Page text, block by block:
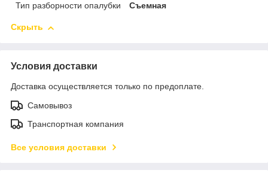
Тип разборности опалубки
Съемная
Скрыть
Условия доставки
Доставка осуществляется только по предоплате.
Самовывоз
Транспортная компания
Все условия доставки